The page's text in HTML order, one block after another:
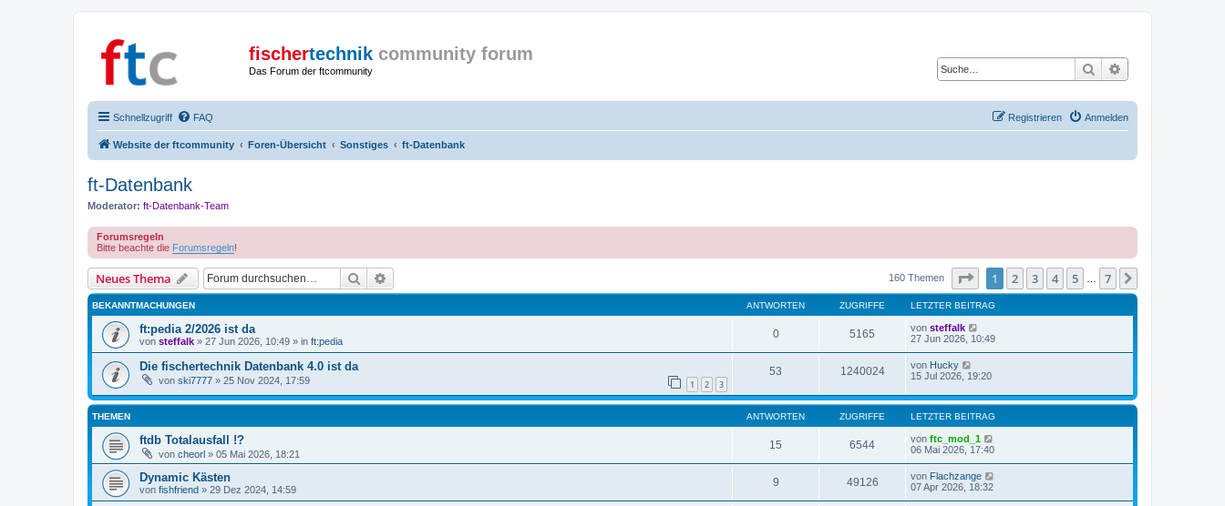
fischertechnik community forum
Das Forum der ftcommunity Suche
Schnellzugriff FAQ Anmelden
Registrieren
Website der ftcommunity Foren-Übersicht Sonstiges ft-Datenbank
ft-Datenbank
Moderator: ft-Datenbank-Team
Forumsregeln
Bitte beachte die Forumsregeln!
Neues Thema Suche 160 Themen Seite von7
1 2 3 4 5 7
BEKANNTMACHUNGEN ANTWORTEN ZUGRIFFE LETZTER BEITRAG
ft:pedia 2/2026 ist da
von steffalk » 27 Jun 2026, 10:49 » in ft:pedia
0 5165 von steffalk
27 Jun 2026, 10:49
Die fischertechnik Datenbank 4.0 ist da
von ski7777 » 25 Nov 2024, 17:59 1 2 3
53 1240024 von Hucky
15 Jul 2026, 19:20
THEMEN ANTWORTEN ZUGRIFFE LETZTER BEITRAG
ftdb Totalausfall !?
von cheorl » 05 Mai 2026, 18:21
15 6544 von ftc_mod_1
06 Mai 2026, 17:40
Dynamic Kästen
von fishfriend » 29 Dez 2024, 14:59
9 49126 von Flachzange
07 Apr 2026, 18:32